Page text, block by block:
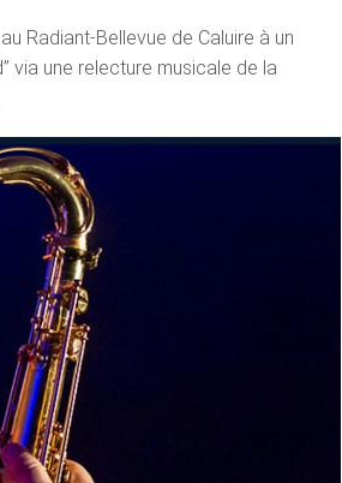
Radiant-Bellevue de Caluire à un
via une relecture musicale de la